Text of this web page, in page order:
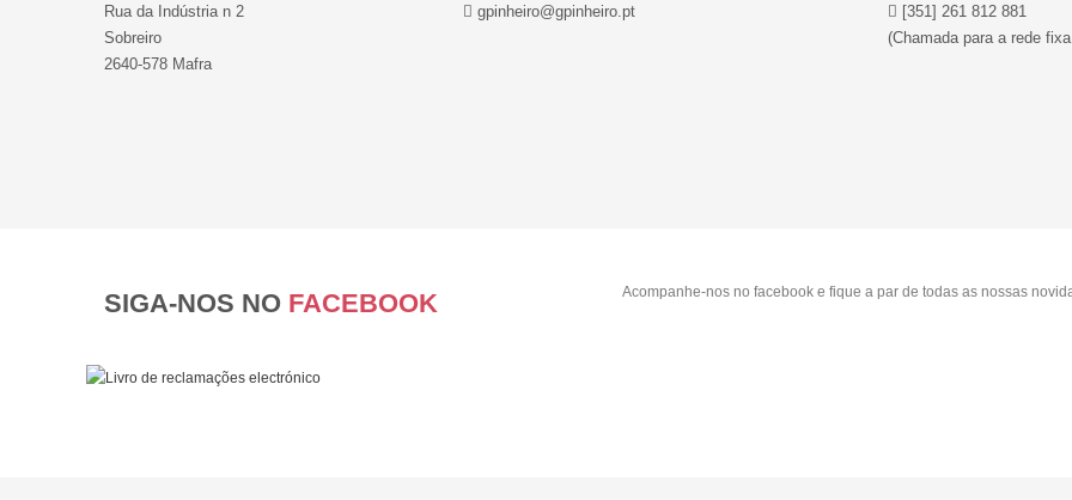
Rua da Indústria n 2
Sobreiro
2640-578 Mafra
gpinheiro@gpinheiro.pt
[351] 261 812 881
(Chamada para a rede
SIGA-NOS NO FACEBOOK Acompanhe-nos no facebook e fique a par de todas as nossas